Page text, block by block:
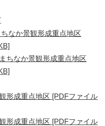
なか景観形成重点地区
ちなか景観形成重点地区
形成重点地区 [PDFファイル
形成重点地区 [PDFファイル